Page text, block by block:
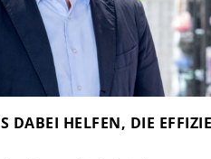
DABEI HELFEN, DIE